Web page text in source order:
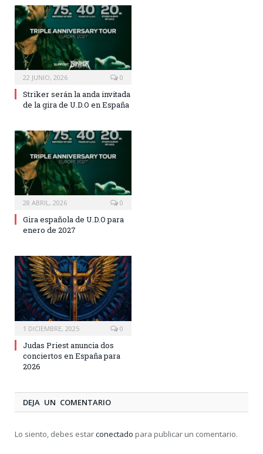
22 JUNIO, 2026 0
Striker serán la anda invitada
de la gira de U.D.O en España
28 ABRIL, 2026 0
Gira española de U.D.O para
enero de 2027
1 DICIEMBRE, 2025 0
Judas Priest anuncia dos
conciertos en España para
2026
DEJA UN COMENTARIO
Lo siento, debes estarconectado para publicar un comentario.